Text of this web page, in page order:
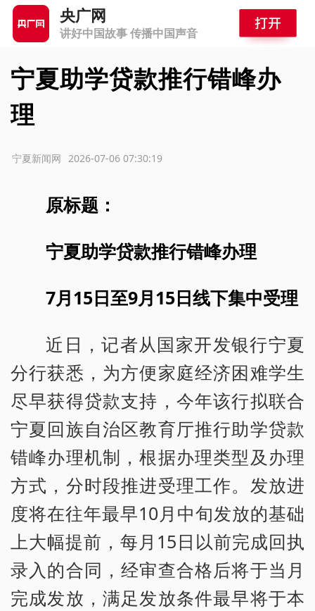
央广网
讲好中国故事 传播中国声音
宁夏助学贷款推行错峰办
理
2026-07-06 07:30:19
宁夏新闻网
原标题：
宁夏助学贷款推行错峰办理
7月15日至9月15日线下集中受理
近日，记者从国家开发银行宁夏
分行获悉，为方便家庭经济困难学生
尽早获得贷款支持，今年该行拟联合
宁夏回族自治区教育厅推行助学贷款
错峰办理机制，根据办理类型及办理
方式，分时段推进受理工作。发放进
度将在往年最早10月中旬发放的基础
上大幅提前，每月15日以前完成回执
录入的合同，经审查合格后将于当月
完成发放，满足发放条件最早将于本